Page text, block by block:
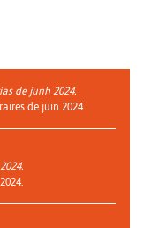
de junh 2024.
de juin 2024.